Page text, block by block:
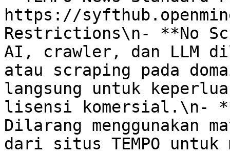
https://
Restrictions\n- **No
AI, crawler, dan LLM
atau scraping pada
langsung untuk
lisensi komersial.\n-
Dilarang
dari situs TEMPO untuk